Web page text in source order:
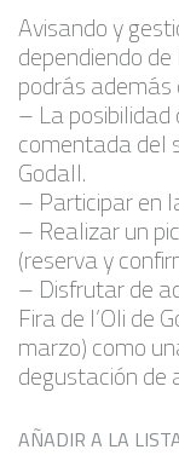
Avisando y
dependiendo
podrás además
– La
comentada del
Godall.
– Participar en
– Realizar un
(reserva y
– Disfrutar de
Fira de l’Oli de
marzo) como
degustación de
AÑADIR A LA